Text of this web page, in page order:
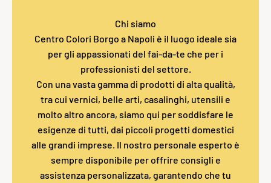
Chi siamo
Centro Colori Borgo a Napoli è il luogo ideale sia
per gli appassionati del fai-da-te che per i
professionisti del settore.
Con una vasta gamma di prodotti di alta qualità,
tra cui vernici, belle arti, casalinghi, utensili e
molto altro ancora, siamo qui per soddisfare le
esigenze di tutti, dai piccoli progetti domestici
alle grandi imprese. Il nostro personale esperto è
sempre disponibile per offrire consigli e
assistenza personalizzata, garantendo che tu